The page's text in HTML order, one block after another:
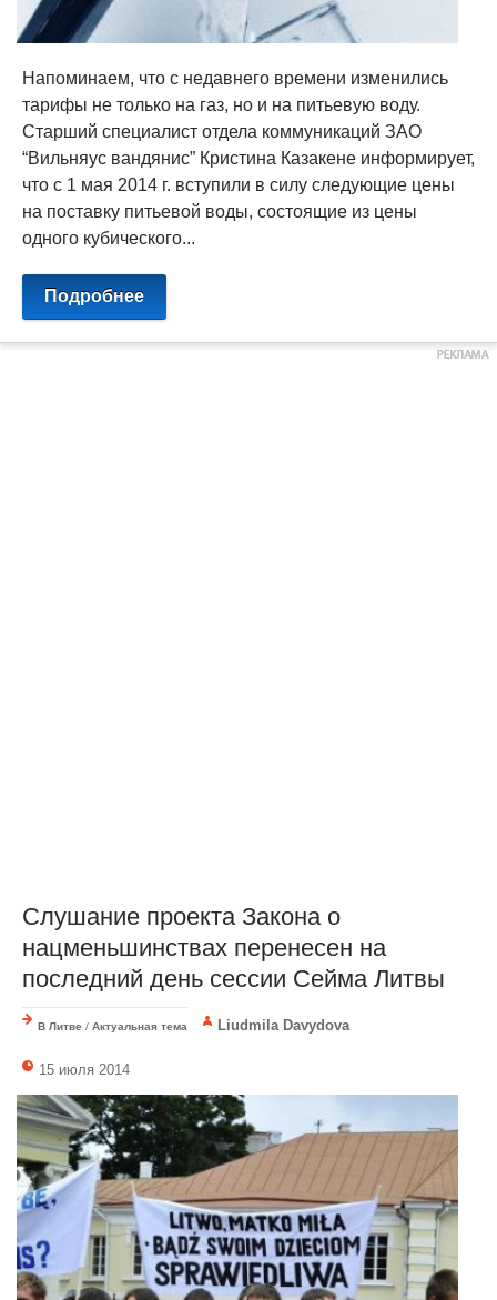
Напоминаем, что с недавнего времени изменились
тарифы не только на газ, но и на питьевую воду.
Старший специалист отдела коммуникаций ЗАО
“Вильняус вандянис” Кристина Казакене информирует,
что с 1 мая 2014 г. вступили в силу следующие цены
на поставку питьевой воды, состоящие из цены
одного кубического...
Подробнее
Слушание проекта Закона о
нацменьшинствах перенесен на
последний день сессии Сейма Литвы
В Литве / Актуальная тема Liudmila Davydova
15 июля 2014